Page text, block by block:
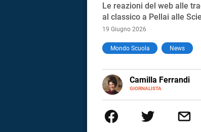
Le reazioni del web alle
al classico a Pellai alle
19 Giugno 2026
Mondo Scuola News
Camilla Ferrandi
GIORNALISTA
E-
MAIL
LINKEDIN
più fermata.
la mente.